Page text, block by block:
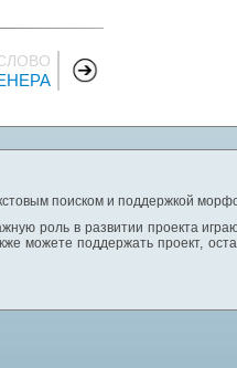
поиском и поддержкой
роль в развитии проекта
можете поддержать проект,